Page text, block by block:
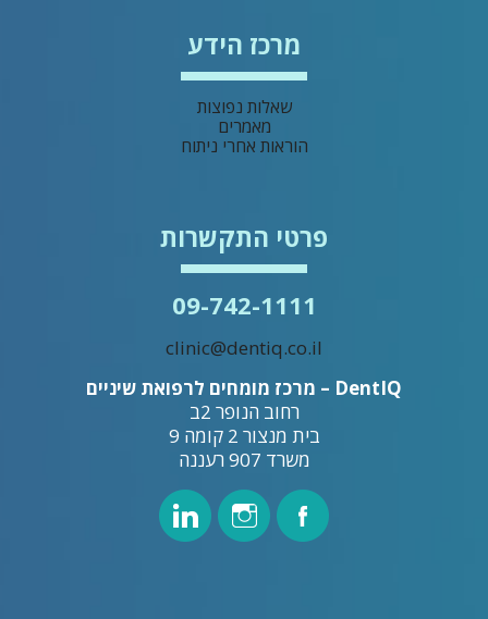
מרכז הידע
שאלות נפוצות
מאמרים
הוראות אחרי ניתוח
פרטי התקשרות
09-742-1111
clinic@dentiq.co.il
DentIQ – מרכז מומחים לרפואת שיניים
רחוב הנופר 2ב
בית מנצור 2 קומה 9
משרד 907 רעננה